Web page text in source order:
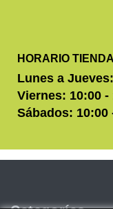
HORARIO TIENDA
Lunes a
Viernes: 10:00 -
Sábados: 10:00